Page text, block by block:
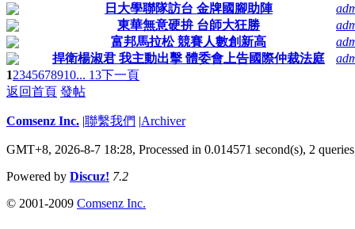
日大學聯隊訪台 金牌國腳助陣
東華無意硬拚 台師大狂勝
富邦馬拉松 競賽人數創新高
捍衛楊淑君 我主動出擊 體委會上告國際仲裁法庭
12345678910... 13下一頁
返回首頁 發帖
Comsenz Inc. |聯繫我們 |Archiver
GMT+8, 2026-8-7 18:28, Processed in 0.014571 second(s), 2 queries
Powered by Discuz! 7.2
© 2001-2009 Comsenz Inc.